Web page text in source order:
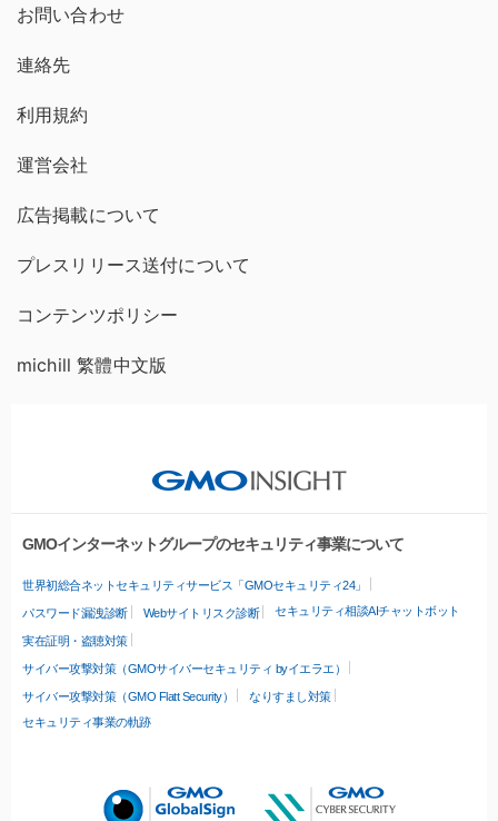
お問い合わせ
連絡先
利用規約
運営会社
広告掲載について
プレスリリース送付について
コンテンツポリシー
michill 繁體中文版
GMOインターネットグループのセキュリティ事業について
世界初総合ネットセキュリティサービス「GMOセキュリティ24」
パスワード漏洩診断 Webサイトリスク診断 セキュリティ相談AIチャットボット
実在証明・盗聴対策
サイバー攻撃対策（GMOサイバーセキュリティ byイエラエ）
サイバー攻撃対策（GMO Flatt Security）
なりすまし対策
セキュリティ事業の軌跡